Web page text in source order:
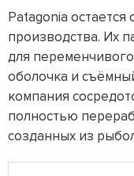
Patagonia
производства. Их
для
оболочка и
компания
полностью
созданных из